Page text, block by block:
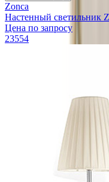
Zonca
Настенный светильник
Цена по запросу
23554